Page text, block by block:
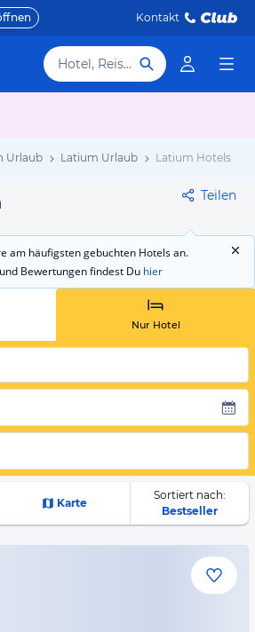
Kontakt
Hotel, Reiseziel
Urlaub Latium Urlaub Latium Hotels
Teilen
am häufigsten gebuchten Hotels an.
Bewertungen findest Du hier
Nur Hotel
Karte
Sortiert nach:
Bestseller